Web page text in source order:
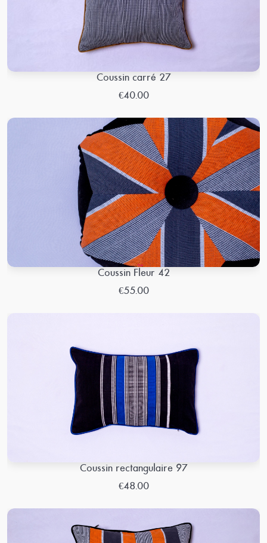
Coussin carré 27
€40.00
Coussin Fleur 42
€55.00
Coussin rectangulaire 97
€48.00